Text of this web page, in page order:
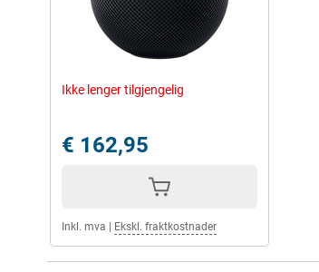
Ikke lenger tilgjengelig
€ 162,95
Inkl. mva Ekskl. fraktkostnader